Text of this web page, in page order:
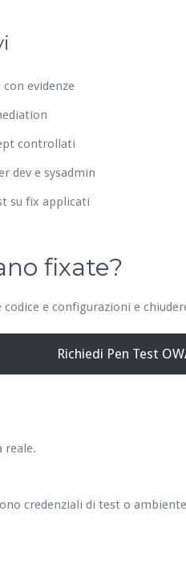
evidenze
controllati
dev e sysadmin
su fix applicati
fixate?
e configurazioni e
Richiedi Pen Test
reale.
credenziali di test o